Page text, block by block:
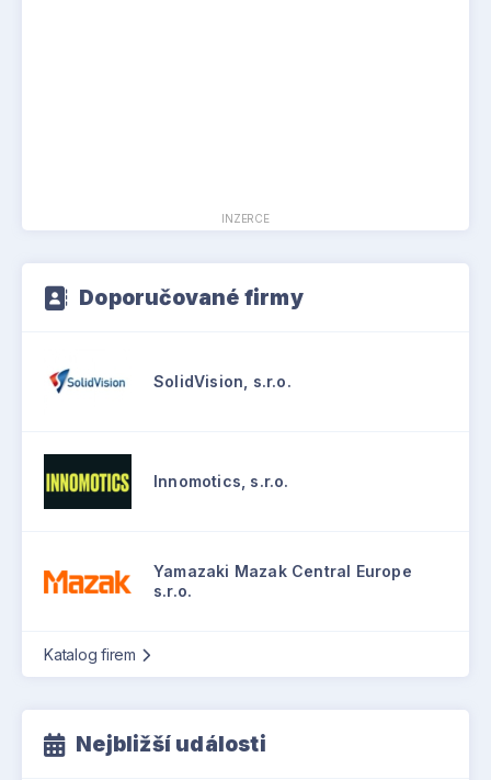
INZERCE
Doporučované firmy
SolidVision, s.r.o.
Innomotics, s.r.o.
Yamazaki Mazak Central Europe
s.r.o.
Katalog firem
Nejbližší události